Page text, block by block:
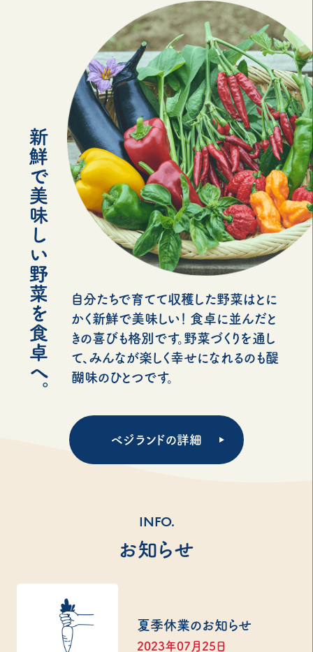
自分たちで育てて収穫した野菜はとに
かく新鮮で美味しい！ 食卓に並んだと
きの喜びも格別です。野菜づくりを通し
て、みんなが楽しく幸せになれるのも醍
醐味のひとつです。
ベジランドの詳細
INFO.
お知らせ
夏季休業のお知らせ
2023年07月25日